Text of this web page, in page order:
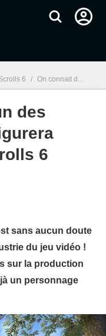
6 / On connait déjà l'un des personnages qui figurera dans The Elder Scrolls 6
des
6
sans aucun doute
du jeu vidéo !
sur la production
un personnage